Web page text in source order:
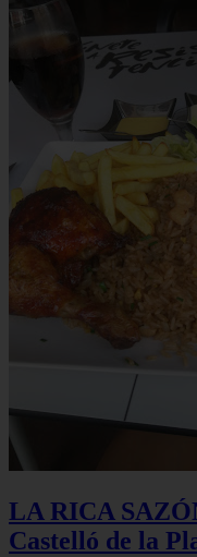
LA RICA
Castelló de la